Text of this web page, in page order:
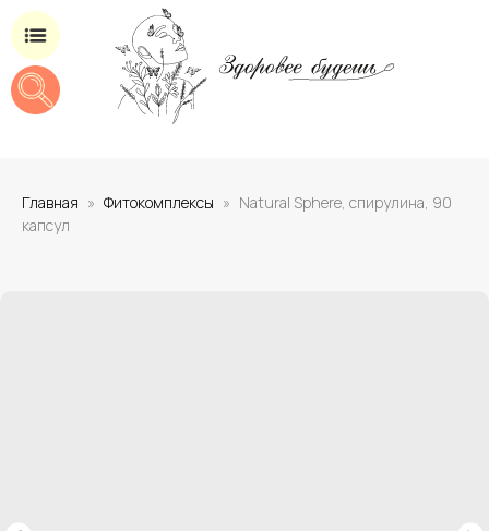
Главная Фитокомплексы
Natural Sphere, спирулина, 90
капсул